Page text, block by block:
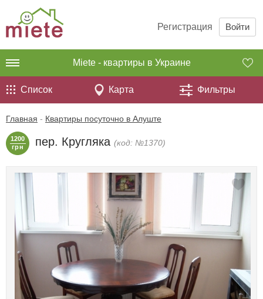
Регистрация Войти
Miete - квартиры в Украине
Список Карта Фильтры
Главная - Квартиры посуточно в Алуште
1200
грн
пер. Кругляка (код: №1370)